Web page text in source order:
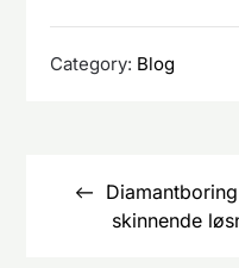
Category: Blog
skinnende